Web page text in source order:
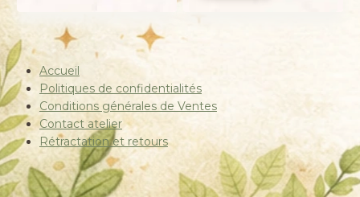
Accueil
Politiques de confidentialités
Conditions générales de Ventes
Contact atelier
Rétractation et retours